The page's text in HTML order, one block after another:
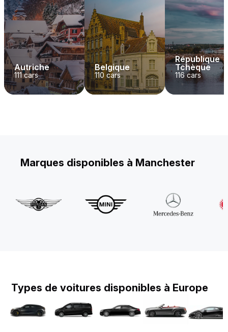
Autriche
111cars
Belgique
110 cars
République
Tchèque
116cars
Marques disponibles à Manchester
Types de voitures disponibles à Europe